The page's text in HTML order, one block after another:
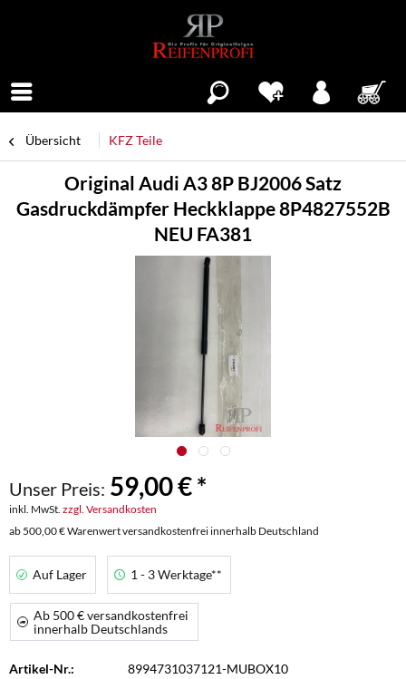
Übersicht KFZ Teile
Original Audi A3 8P BJ2006 Satz
Gasdruckdämpfer Heckklappe 8P4827552B
NEU FA381
Unser Preis: 59,00 € *
inkl. MwSt. zzgl. Versandkosten
ab 500,00 € Warenwert versandkostenfrei innerhalb Deutschland
Auf Lager 1 - 3 Werktage**
Ab 500 € versandkostenfrei
innerhalb Deutschlands
Artikel-Nr.: 8994731037121-MUBOX10